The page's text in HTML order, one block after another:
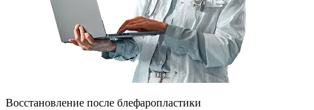
Восстановление после блефаропластики